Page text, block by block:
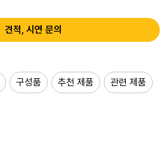
견적, 시연 문의
구성품 추천 제품 관련 제품